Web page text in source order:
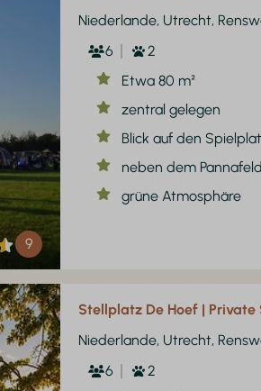
9
Niederlande, Utrecht,
6
2
Etwa 80 m²
zentral gelegen
Blick auf den
neben dem Pannafeld
grüne Atmosphäre
Stellplatz De Hoef |
Niederlande, Utrecht,
6
2